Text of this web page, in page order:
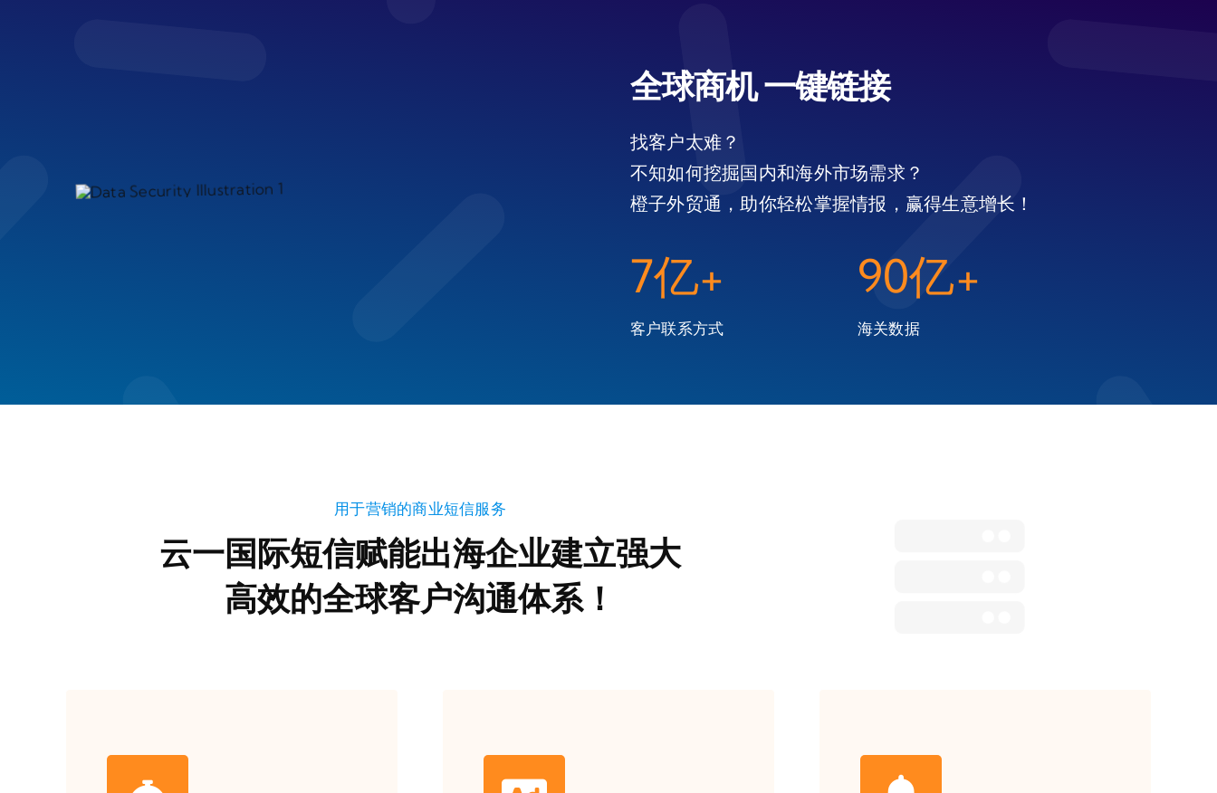
全球商机 一键链接
找客户太难？
不知如何挖掘国内和海外市场需求？
橙子外贸通，助你轻松掌握情报，赢得生意增长！
7亿+
客户联系方式
90亿+
海关数据
用于营销的商业短信服务
云一国际短信赋能出海企业建立强大
高效的全球客户沟通体系！